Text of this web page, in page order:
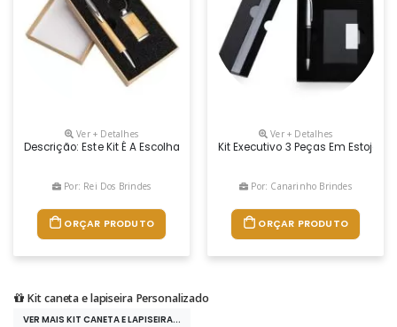
Ver + Detalhes
Descrição: Este Kit É A Escolha Ideal Para Quem Aprecia Praticidade
Por: Rei Dos Brindes
ORÇAR PRODUTO
Ver + Detalhes
Kit Executivo 3 Peças Em Estojo
Por: Canarinho Brindes
ORÇAR PRODUTO
Kit caneta e lapiseira Personalizado
VER MAIS KIT CANETA E LAPISEIRA...